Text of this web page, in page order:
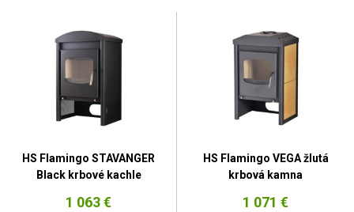
HS Flamingo STAVANGER
Black krbové kachle
1 063 €
HS Flamingo VEGA žlutá
krbová kamna
1 071 €